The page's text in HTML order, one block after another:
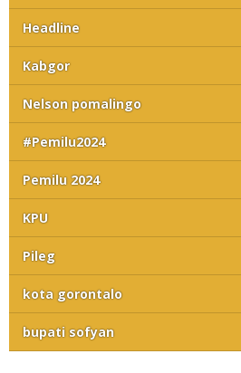
Headline
Kabgor
Nelson pomalingo
#Pemilu2024
Pemilu 2024
KPU
Pileg
kota gorontalo
bupati sofyan